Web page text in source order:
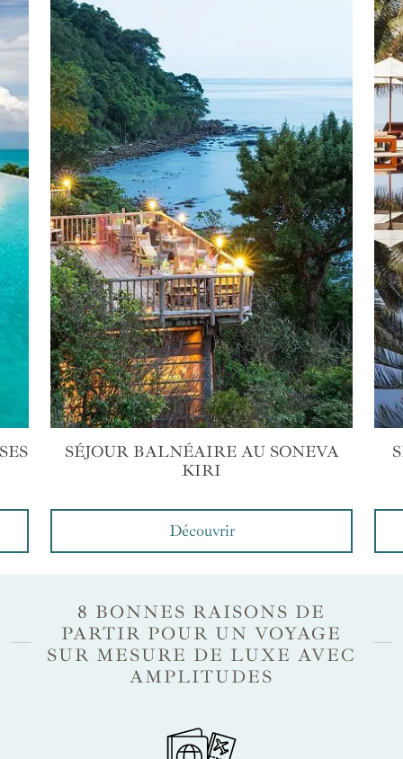
SÉJOUR BALNÉAIRE AU SONEVA
KIRI
Découvrir
8 BONNES RAISONS DE
PARTIR POUR UN VOYAGE
SUR MESURE DE LUXE AVEC
AMPLITUDES